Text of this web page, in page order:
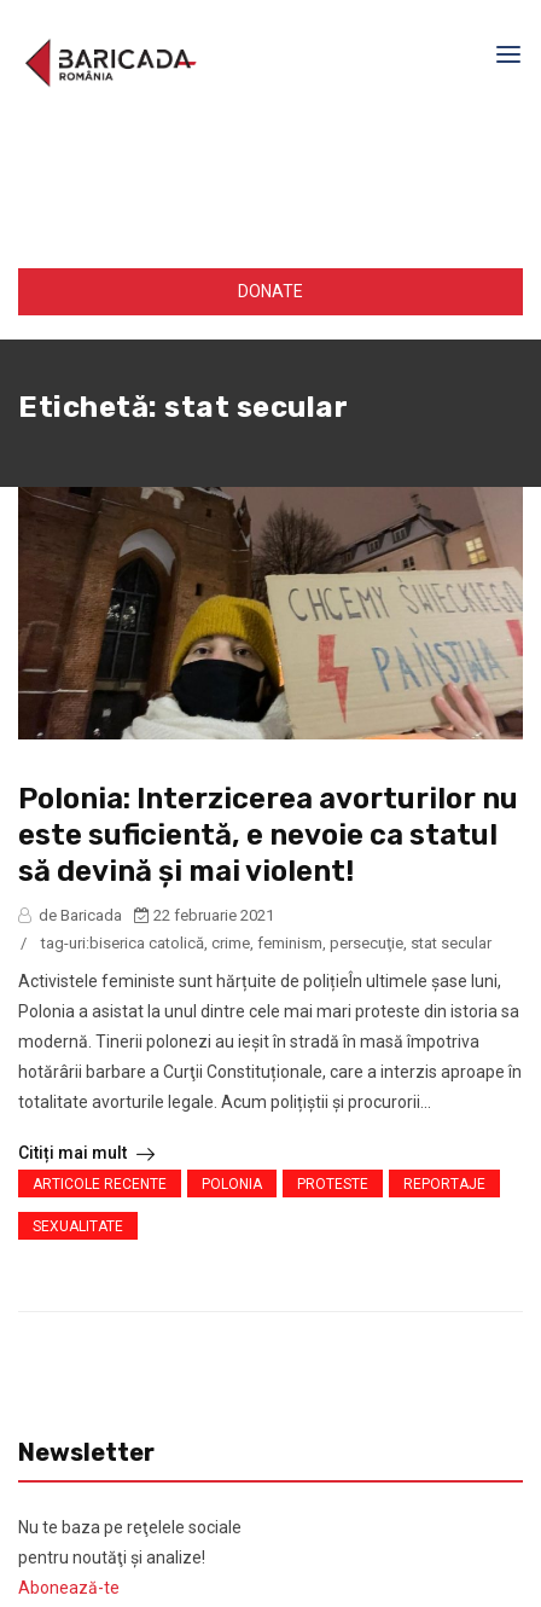
DONATE
Etichetă: stat secular
Polonia: Interzicerea avorturilor nu
este suficientă, e nevoie ca statul
să devină și mai violent!
de Baricada
22 februarie 2021
/
tag-uri:biserica catolică, crime, feminism, persecuţie, stat secular
Activistele feministe sunt hărțuite de polițieÎn ultimele șase luni,
Polonia a asistat la unul dintre cele mai mari proteste din istoria sa
modernă. Tinerii polonezi au ieșit în stradă în masă împotriva
hotărârii barbare a Curţii Constituționale, care a interzis aproape în
totalitate avorturile legale. Acum polițiștii și procurorii...
Citiți mai mult
ARTICOLE RECENTE POLONIA PROTESTE REPORTAJE
SEXUALITATE
Newsletter
Nu te baza pe reţelele sociale
pentru noutăţi şi analize!
Abonează-te